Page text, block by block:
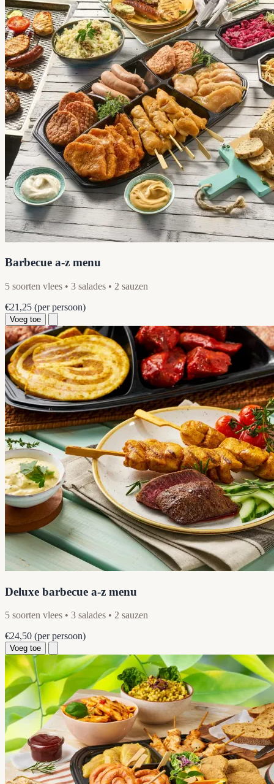
Barbecue a-z menu
5 soorten vlees • 3 salades • 2 sauzen
€21,25 (per persoon)
Voeg toe
Deluxe barbecue a-z menu
5 soorten vlees • 3 salades • 2 sauzen
€24,50 (per persoon)
Voeg toe